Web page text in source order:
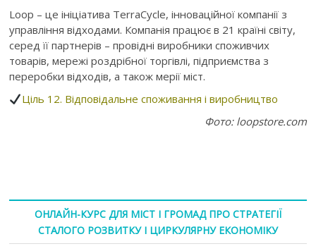
Loop – це ініціатива TerraCycle, інноваційної компанії з
управління відходами. Компанія працює в 21 країні світу,
серед її партнерів – провідні виробники споживчих
товарів, мережі роздрібної торгівлі, підприємства з
переробки відходів, а також мерії міст.
Ціль 12. Відповідальне споживання і виробництво
Фото: loopstore.com
ОНЛАЙН-КУРС ДЛЯ МІСТ І ГРОМАД ПРО СТРАТЕГІЇ
СТАЛОГО РОЗВИТКУ І ЦИРКУЛЯРНУ ЕКОНОМІКУ